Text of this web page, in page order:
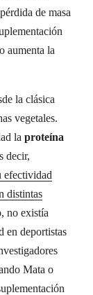
de masa
aumenta la
la clásica
vegetales.
la proteína
decir,
efectividad
distintas
no existía
en deportistas
Mata o